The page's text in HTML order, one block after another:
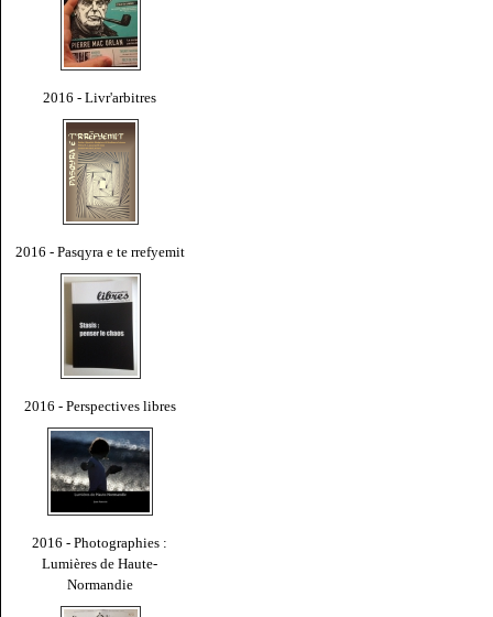
2016 - Livr'arbitres
2016 - Pasqyra e te rrefyemit
2016 - Perspectives libres
2016 - Photographies :
Lumières de Haute-
Normandie